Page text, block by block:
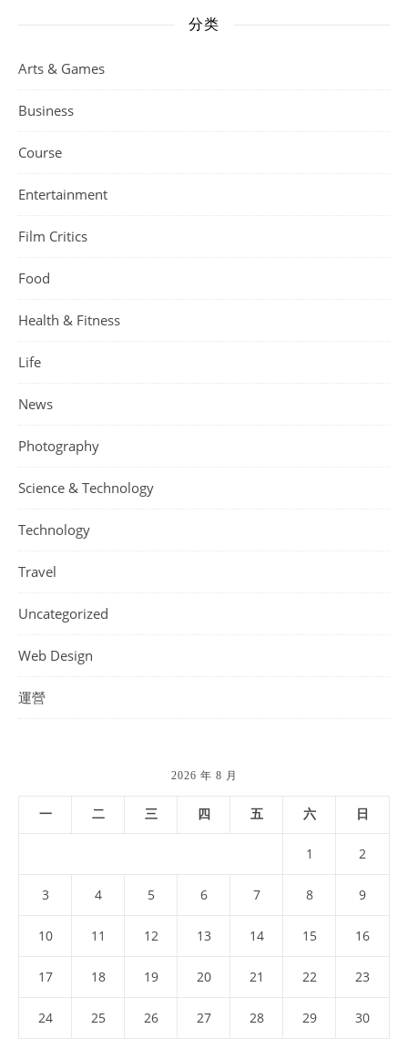
分类
Arts & Games
Business
Course
Entertainment
Film Critics
Food
Health & Fitness
Life
News
Photography
Science & Technology
Technology
Travel
Uncategorized
Web Design
運營
2026 年 8 月
一 二 三 四 五 六 日
1 2
3 4 5 6 7 8 9
10 11 12 13 14 15 16
17 18 19 20 21 22 23
24 25 26 27 28 29 30